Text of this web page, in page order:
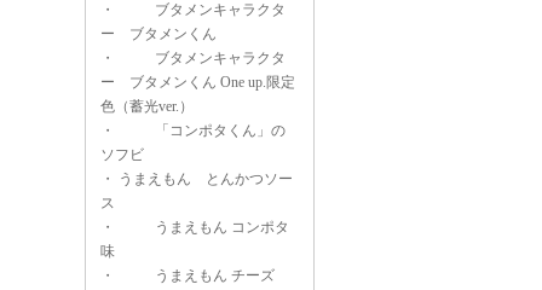
・
ブタメンキャラクタ
ー ブタメンくん
・
ブタメンキャラクタ
ー ブタメンくん One up.限定
色（蓄光ver.）
・
「コンポタくん」の
ソフビ
・
うまえもん とんかつソー
ス
・
うまえもん コンポタ
味
・
うまえもん チーズ